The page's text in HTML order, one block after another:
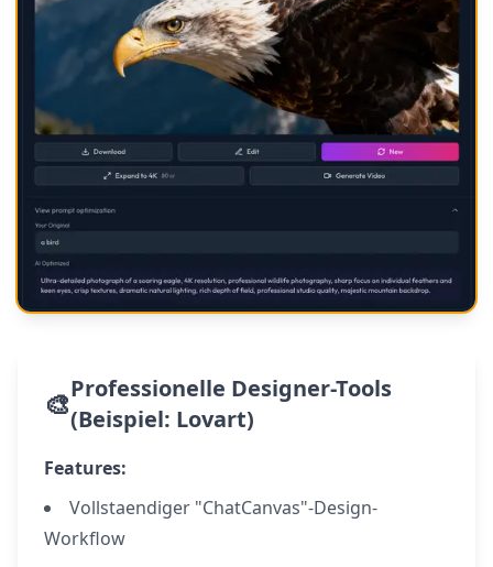
🎨Professionelle Designer-Tools
(Beispiel: Lovart)
Features:
Vollstaendiger "ChatCanvas"-Design-
Workflow